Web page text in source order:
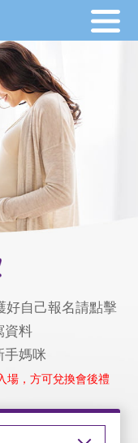
好自己報名請點擊
資料
手媽咪
場，方可兌換會後禮